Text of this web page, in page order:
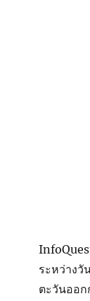
ระหว่างวั
ตะวันออ